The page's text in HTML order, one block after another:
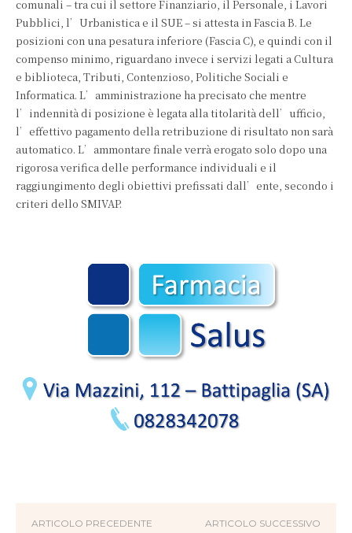
comunali – tra cui il settore Finanziario, il Personale, i Lavori
Pubblici, l’Urbanistica e il SUE – si attesta in Fascia B. Le
posizioni con una pesatura inferiore (Fascia C), e quindi con il
compenso minimo, riguardano invece i servizi legati a Cultura
e biblioteca, Tributi, Contenzioso, Politiche Sociali e
Informatica. L’amministrazione ha precisato che mentre
l’indennità di posizione è legata alla titolarità dell’ufficio,
l’effettivo pagamento della retribuzione di risultato non sarà
automatico. L’ammontare finale verrà erogato solo dopo una
rigorosa verifica delle performance individuali e il
raggiungimento degli obiettivi prefissati dall’ente, secondo i
criteri dello SMIVAP.
ARTICOLO PRECEDENTE ARTICOLO SUCCESSIVO